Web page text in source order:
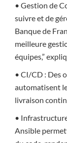
• Gestion de
suivre et de
Banque de
meilleure
équipes,”
• CI/CD : Des
automatisent
livraison
•
Ansible